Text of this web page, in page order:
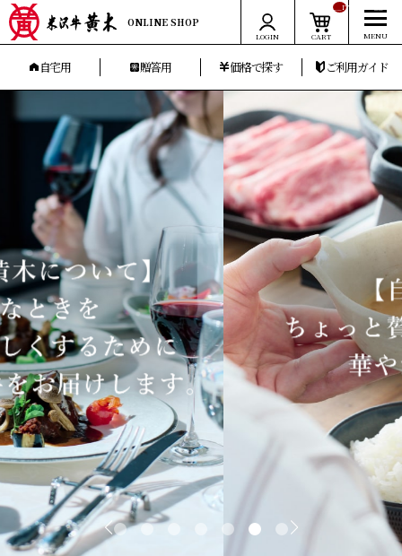
ONLINE SHOP
LOGIN CART
__ITM_CNT__
自宅用 贈答用 価格で探す ご利用ガイド